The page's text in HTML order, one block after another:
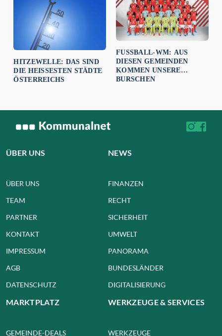
HITZEWELLE: DAS SIND
DIE HEISSESTEN STÄDTE Ö
STERREICHS
FUSSBALL-WM: AUS D
IESEN GEMEINDEN K
OMMEN UNSERE B
URSCHEN
ÜBER UNS
ÜBER UNS
TEAM
PARTNER
KONTAKT
IMPRESSUM
AGB
DATENSCHUTZ
NEWS
FINANZEN
RECHT
SICHERHEIT
UMWELT
PANORAMA
BUNDESLÄNDER
DIGITALISIERUNG
MARKTPLATZ
GEMEINDE-DEALS
WERKZEUGE & SERVICES
WERKZEUGE